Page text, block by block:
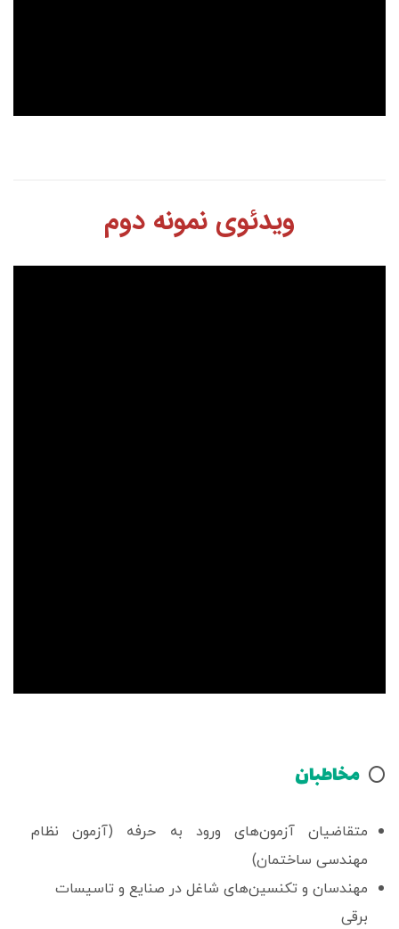
ویدئوی نمونه دوم
⭕️ مخاطبان
متقاضیان آزمون‌های ورود به حرفه (آزمون نظام
مهندسی ساختمان)
مهندسان و تکنسین‌های شاغل در صنایع و تاسیسات
برقی